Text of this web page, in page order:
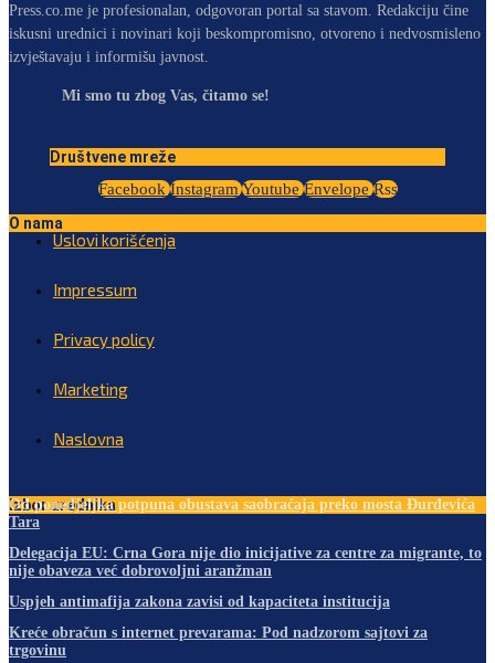
Press.co.me je profesionalan, odgovoran portal sa stavom. Redakciju čine
iskusni urednici i novinari koji beskompromisno, otvoreno i nedvosmisleno
izvještavaju i informišu javnost.
Mi smo tu zbog Vas, čitamo se!
Društvene mreže
Facebook Instagram Youtube Envelope Rss
O nama
Uslovi korišćenja
Impressum
Privacy policy
Marketing
Naslovna
Izbor urednika
Od ponedjeljka potpuna obustava saobraćaja preko mosta Đurđevića
Tara
Delegacija EU: Crna Gora nije dio inicijative za centre za migrante, to
nije obaveza već dobrovoljni aranžman
Uspjeh antimafija zakona zavisi od kapaciteta institucija
Kreće obračun s internet prevarama: Pod nadzorom sajtovi za
trgovinu